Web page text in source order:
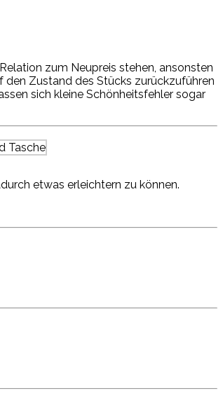
zum Neupreis stehen, ansonsten
den Zustand des Stücks zurückzuführen
sich kleine Schönheitsfehler sogar
etwas erleichtern zu können.